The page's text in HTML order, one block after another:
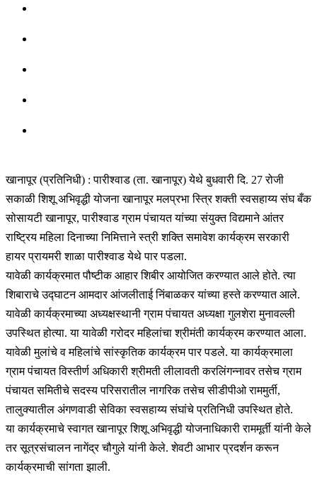
खानापूर (प्रतिनिधी) : पारीश्वाड (ता. खानापूर) येथे बुधवारी दि. 27 रोजी
सकाळी शिशू अभिवृद्धी योजना खानापूर मलप्रभा स्त्रि शक्ती स्वसहाय्य संघ बँक
सोसायटी खानापूर, पारीश्वाड ग्राम पंचायत यांच्या संयुक्त विद्यमाने आंतर
राष्ट्रिय महिला दिनाच्या निमित्ताने स्त्री शक्ति समावेश कार्यक्रम सरकारी
हायर प्रायमरी शाळा पारीश्वाड येथे पार पडला.
यावेळी कार्यक्रमात पौष्टीक आहार शिबीर आयोजित करण्यात आले होते. त्या
शिबाराचे उद्घाटन आमदार आंजलीताई निंबाळकर यांच्या हस्ते करण्यात आले.
यावेळी कार्यक्रमाच्या अध्यक्षस्थानी ग्राम पंचायत अध्यक्षा गुलशेरा मुनावल्ली
उपस्थित होत्या. या यावेळी गरोदर महिलांचा श्रीमंती कार्यक्रम करण्यात आला.
यावेळी मुलांचे व महिलांचे सांस्कृतिक कार्यक्रम पार पडले. या कार्यक्रमाला
ग्राम पंचायत विस्तीर्ण अधिकारी श्रीमती लीलावती करलिंगन्नावर तसेच ग्राम
पंचायत समितीचे सदस्य परिसरातील नागरिक तसेच सीडीपीओ राममुर्ती,
तालुक्यातील अंगणवाडी सेविका स्वसहाय्य संघांचे प्रतिनिधी उपस्थित होते.
या कार्यक्रमाचे स्वागत खानापूर शिशू अभिवृद्धी योजनाधिकारी राममूर्ती यांनी केले
तर सूत्रसंचालन नागेंद्र चौगुले यांनी केले. शेवटी आभार प्रदर्शन करून
कार्यक्रमाची सांगता झाली.